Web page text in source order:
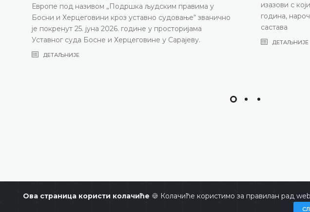
Ова страница користи колачиће 🍪 Колачиће користимо за правилан рад
изазови с којима се Уставни суд суочава посљедњих
година, нарочито због непопуњености судијског
састава
ДЕТАЉНИЈЕ